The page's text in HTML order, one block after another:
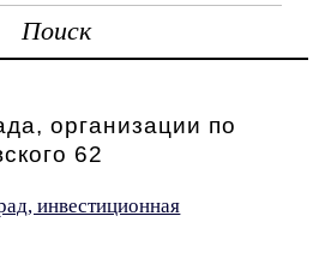
Поиск
организации по
62
инвестиционная